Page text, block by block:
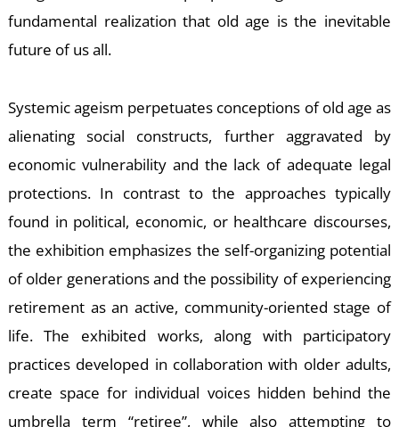
fundamental realization that old age is the inevitable
future of us all.
Systemic ageism perpetuates conceptions of old age as
alienating social constructs, further aggravated by
economic vulnerability and the lack of adequate legal
protections. In contrast to the approaches typically
found in political, economic, or healthcare discourses,
the exhibition emphasizes the self-organizing potential
of older generations and the possibility of experiencing
retirement as an active, community-oriented stage of
life. The exhibited works, along with participatory
practices developed in collaboration with older adults,
create space for individual voices hidden behind the
umbrella term “retiree”, while also attempting to